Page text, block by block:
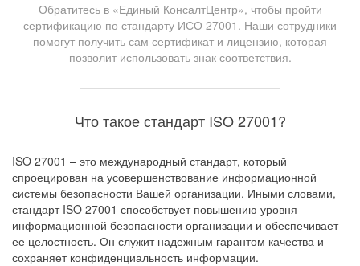
Обратитесь в «Единый КонсалтЦентр», чтобы пройти
сертификацию по стандарту ИСО 27001. Наши сотрудники
помогут получить сам сертификат и лицензию, которая
позволит использовать знак соответствия.
Что такое стандарт ISO 27001?
ISO 27001 – это международный стандарт, который
спроецирован на усовершенствование информационной
системы безопасности Вашей организации. Иными словами,
стандарт ISO 27001 способствует повышению уровня
информационной безопасности организации и обеспечивает
ее целостность. Он служит надежным гарантом качества и
сохраняет конфиденциальность информации.